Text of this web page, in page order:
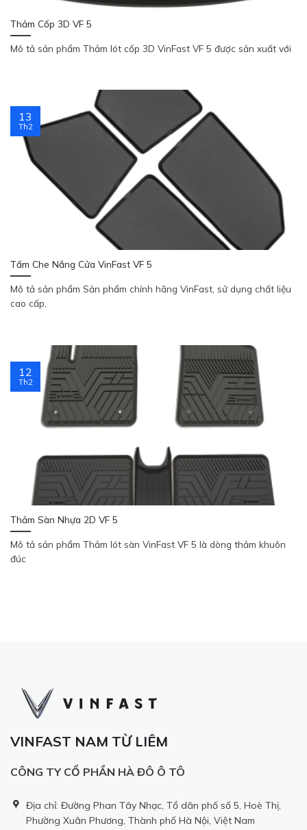
Thảm Cốp 3D VF 5
Mô tả sản phẩm Thảm lót cốp 3D VinFast VF 5 được sản xuất với
Tấm Che Nắng Cửa VinFast VF 5
Mô tả sản phẩm Sản phẩm chính hãng VinFast, sử dụng chất liệu
cao cấp,
13
Th2
Thảm Sàn Nhựa 2D VF 5
Mô tả sản phẩm Thảm lót sàn VinFast VF 5 là dòng thảm khuôn
đúc
12
Th2
VINFAST NAM TỪ LIÊM
CÔNG TY CỔ PHẦN HÀ ĐÔ Ô TÔ
Địa chỉ: Đường Phan Tây Nhạc, Tổ dân phố số 5, Hoè Thị,
Phường Xuân Phương, Thành phố Hà Nội, Việt Nam